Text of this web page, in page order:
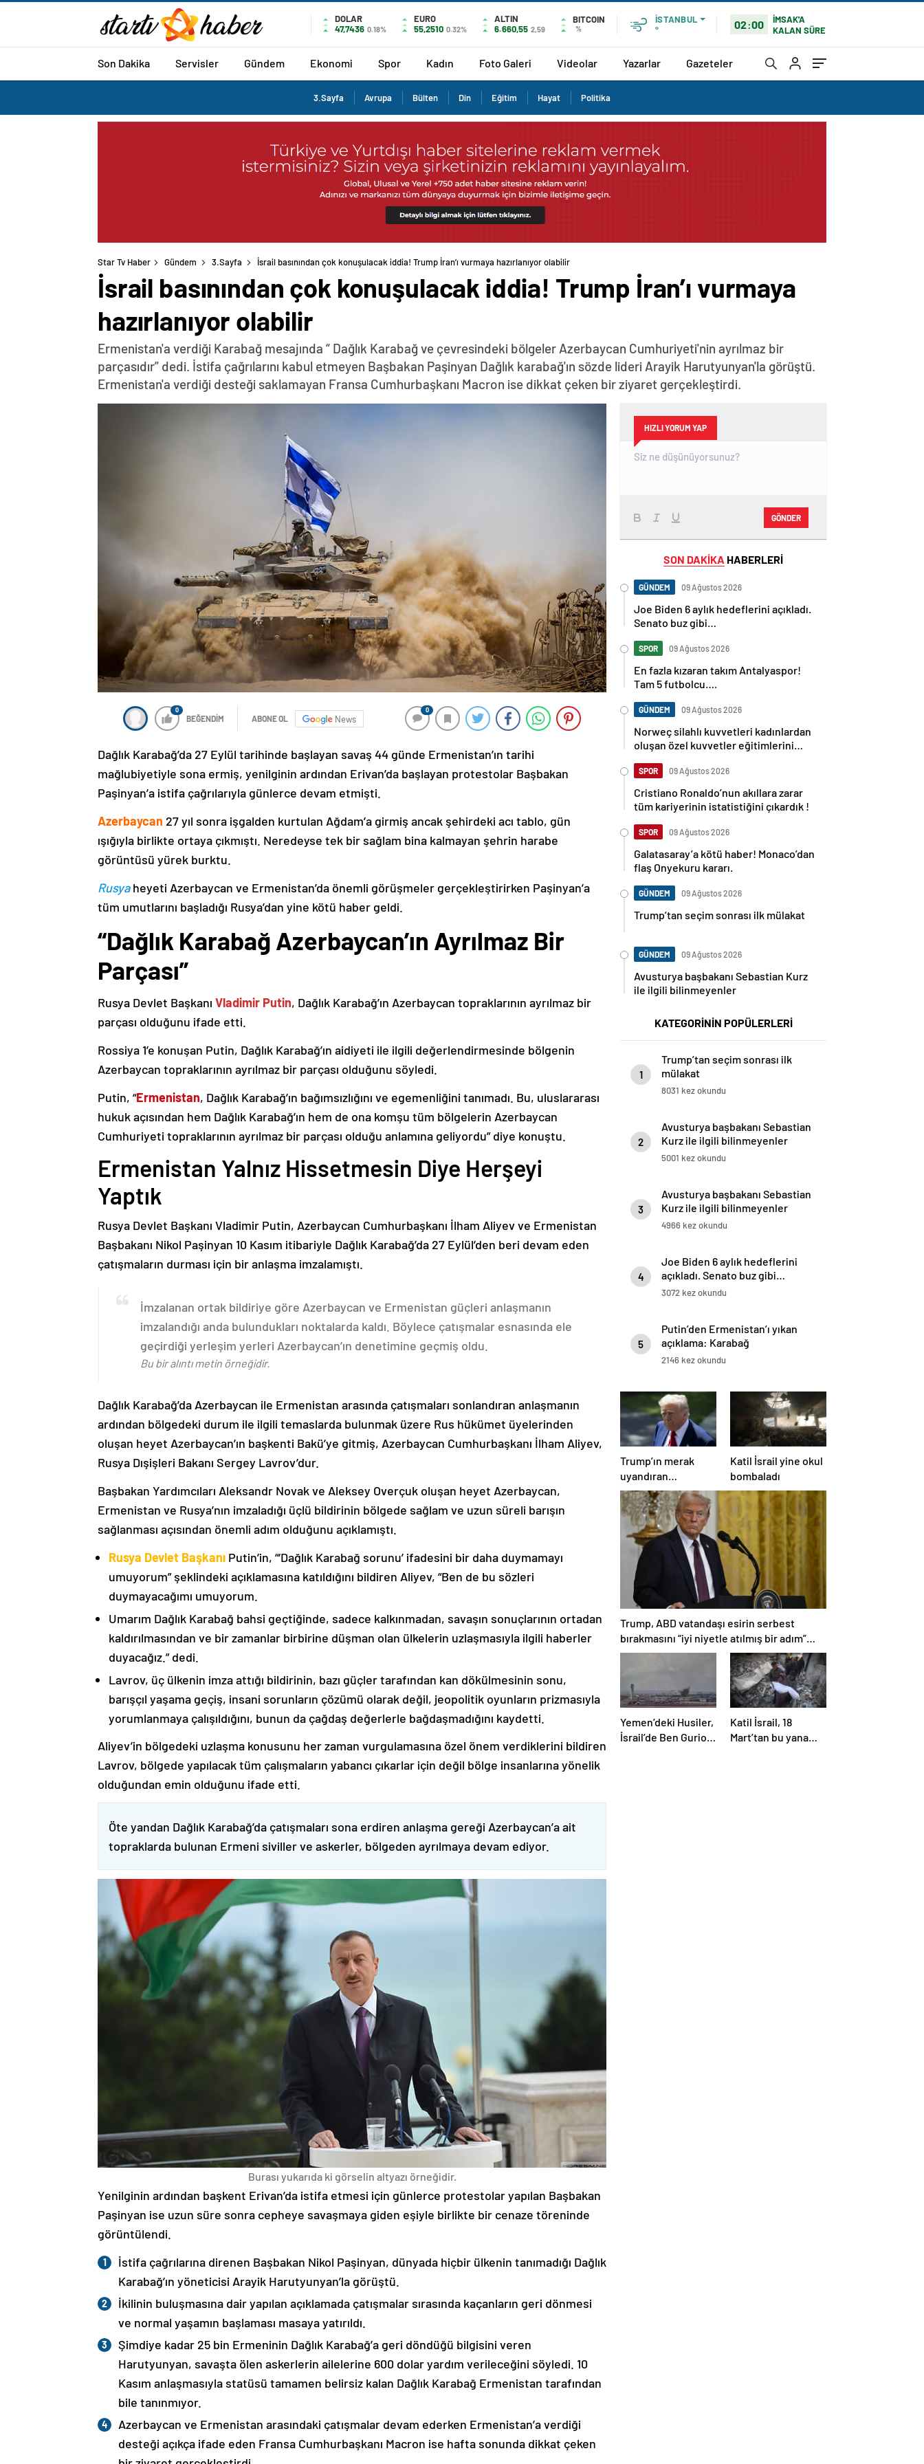
DOLAR
47,7436 0.18%
EURO
55,2510 0.32%
ALTIN
6.660,55 2,59
BITCOIN
%
İSTANBUL
°
02:00
İMSAK'A
KALAN SÜRE
Son Dakika Servisler Gündem Ekonomi Spor Kadın Foto Galeri Videolar Yazarlar Gazeteler
3.Sayfa Avrupa Bülten Din Eğitim Hayat Politika
Star Tv Haber Gündem 3.Sayfa İsrail basınından çok konuşulacak iddia! Trump İran’ı vurmaya hazırlanıyor olabilir
İsrail basınından çok konuşulacak iddia! Trump İran’ı vurmaya
hazırlanıyor olabilir
Ermenistan'a verdiği Karabağ mesajında “ Dağlık Karabağ ve çevresindeki bölgeler Azerbaycan Cumhuriyeti'nin ayrılmaz bir
parçasıdır” dedi. İstifa çağrılarını kabul etmeyen Başbakan Paşinyan Dağlık karabağ'ın sözde lideri Arayik Harutyunyan'la görüştü.
Ermenistan'a verdiği desteği saklamayan Fransa Cumhurbaşkanı Macron ise dikkat çeken bir ziyaret gerçekleştirdi.
0
BEĞENDİM ABONE OL News
0
Dağlık Karabağ’da 27 Eylül tarihinde başlayan savaş 44 günde Ermenistan’ın tarihi
mağlubiyetiyle sona ermiş, yenilginin ardından Erivan’da başlayan protestolar Başbakan
Paşinyan’a istifa çağrılarıyla günlerce devam etmişti.
Azerbaycan 27 yıl sonra işgalden kurtulan Ağdam’a girmiş ancak şehirdeki acı tablo, gün
ışığıyla birlikte ortaya çıkmıştı. Neredeyse tek bir sağlam bina kalmayan şehrin harabe
görüntüsü yürek burktu.
Rusyaheyeti Azerbaycan ve Ermenistan’da önemli görüşmeler gerçekleştirirken Paşinyan’a
tüm umutlarını başladığı Rusya’dan yine kötü haber geldi.
“Dağlık Karabağ Azerbaycan’ın Ayrılmaz Bir
Parçası”
Rusya Devlet Başkanı Vladimir Putin, Dağlık Karabağ’ın Azerbaycan topraklarının ayrılmaz bir
parçası olduğunu ifade etti.
Rossiya 1’e konuşan Putin, Dağlık Karabağ’ın aidiyeti ile ilgili değerlendirmesinde bölgenin
Azerbaycan topraklarının ayrılmaz bir parçası olduğunu söyledi.
Putin, “Ermenistan, Dağlık Karabağ’ın bağımsızlığını ve egemenliğini tanımadı. Bu, uluslararası
hukuk açısından hem Dağlık Karabağ’ın hem de ona komşu tüm bölgelerin Azerbaycan
Cumhuriyeti topraklarının ayrılmaz bir parçası olduğu anlamına geliyordu” diye konuştu.
Ermenistan Yalnız Hissetmesin Diye Herşeyi
Yaptık
Rusya Devlet Başkanı Vladimir Putin, Azerbaycan Cumhurbaşkanı İlham Aliyev ve Ermenistan
Başbakanı Nikol Paşinyan 10 Kasım itibariyle Dağlık Karabağ’da 27 Eylül’den beri devam eden
çatışmaların durması için bir anlaşma imzalamıştı.
İmzalanan ortak bildiriye göre Azerbaycan ve Ermenistan güçleri anlaşmanın
imzalandığı anda bulundukları noktalarda kaldı. Böylece çatışmalar esnasında ele
geçirdiği yerleşim yerleri Azerbaycan’ın denetimine geçmiş oldu.
Bu bir alıntı metin örneğidir.
Dağlık Karabağ’da Azerbaycan ile Ermenistan arasında çatışmaları sonlandıran anlaşmanın
ardından bölgedeki durum ile ilgili temaslarda bulunmak üzere Rus hükümet üyelerinden
oluşan heyet Azerbaycan’ın başkenti Bakü’ye gitmiş, Azerbaycan Cumhurbaşkanı İlham Aliyev,
Rusya Dışişleri Bakanı Sergey Lavrov’dur.
Başbakan Yardımcıları Aleksandr Novak ve Aleksey Overçuk oluşan heyet Azerbaycan,
Ermenistan ve Rusya’nın imzaladığı üçlü bildirinin bölgede sağlam ve uzun süreli barışın
sağlanması açısından önemli adım olduğunu açıklamıştı.
Rusya Devlet Başkanı Putin’in, “‘Dağlık Karabağ sorunu’ ifadesini bir daha duymamayı
umuyorum” şeklindeki açıklamasına katıldığını bildiren Aliyev, “Ben de bu sözleri
duymayacağımı umuyorum.
Umarım Dağlık Karabağ bahsi geçtiğinde, sadece kalkınmadan, savaşın sonuçlarının ortadan
kaldırılmasından ve bir zamanlar birbirine düşman olan ülkelerin uzlaşmasıyla ilgili haberler
duyacağız.” dedi.
Lavrov, üç ülkenin imza attığı bildirinin, bazı güçler tarafından kan dökülmesinin sonu,
barışçıl yaşama geçiş, insani sorunların çözümü olarak değil, jeopolitik oyunların prizmasıyla
yorumlanmaya çalışıldığını, bunun da çağdaş değerlerle bağdaşmadığını kaydetti.
Aliyev’in bölgedeki uzlaşma konusunu her zaman vurgulamasına özel önem verdiklerini bildiren
Lavrov, bölgede yapılacak tüm çalışmaların yabancı çıkarlar için değil bölge insanlarına yönelik
olduğundan emin olduğunu ifade etti.
Öte yandan Dağlık Karabağ’da çatışmaları sona erdiren anlaşma gereği Azerbaycan’a ait
topraklarda bulunan Ermeni siviller ve askerler, bölgeden ayrılmaya devam ediyor.
Burası yukarıda ki görselin altyazı örneğidir.
Yenilginin ardından başkent Erivan’da istifa etmesi için günlerce protestolar yapılan Başbakan
Paşinyan ise uzun süre sonra cepheye savaşmaya giden eşiyle birlikte bir cenaze töreninde
görüntülendi.
İstifa çağrılarına direnen Başbakan Nikol Paşinyan, dünyada hiçbir ülkenin tanımadığı Dağlık
Karabağ’ın yöneticisi Arayik Harutyunyan’la görüştü.
İkilinin buluşmasına dair yapılan açıklamada çatışmalar sırasında kaçanların geri dönmesi
ve normal yaşamın başlaması masaya yatırıldı.
Şimdiye kadar 25 bin Ermeninin Dağlık Karabağ’a geri döndüğü bilgisini veren
Harutyunyan, savaşta ölen askerlerin ailelerine 600 dolar yardım verileceğini söyledi. 10
Kasım anlaşmasıyla statüsü tamamen belirsiz kalan Dağlık Karabağ Ermenistan tarafından
bile tanınmıyor.
Azerbaycan ve Ermenistan arasındaki çatışmalar devam ederken Ermenistan’a verdiği
desteği açıkça ifade eden Fransa Cumhurbaşkanı Macron ise hafta sonunda dikkat çeken
HIZLI YORUM YAP
GÖNDER
SON DAKİKA HABERLERİ
GÜNDEM 09 Ağustos 2026
Joe Biden 6 aylık hedeflerini açıkladı.
Senato buz gibi…
SPOR 09 Ağustos 2026
En fazla kızaran takım Antalyaspor!
Tam 5 futbolcu….
GÜNDEM 09 Ağustos 2026
Norweç silahlı kuvvetleri kadınlardan
oluşan özel kuvvetler eğitimlerini
SPOR 09 Ağustos 2026
Cristiano Ronaldo’nun akıllara zarar
tüm kariyerinin istatistiğini çıkardık !
SPOR 09 Ağustos 2026
Galatasaray’a kötü haber! Monaco’dan
flaş Onyekuru kararı.
GÜNDEM 09 Ağustos 2026
Trump’tan seçim sonrası ilk mülakat
GÜNDEM 09 Ağustos 2026
Avusturya başbakanı Sebastian Kurz
ile ilgili bilinmeyenler
KATEGORİNİN POPÜLERLERİ
1
Trump’tan seçim sonrası ilk
mülakat
8031 kez okundu
2
Avusturya başbakanı Sebastian
Kurz ile ilgili bilinmeyenler
5001 kez okundu
3
Avusturya başbakanı Sebastian
Kurz ile ilgili bilinmeyenler
4966 kez okundu
4
Joe Biden 6 aylık hedeflerini
açıkladı. Senato buz gibi…
3072 kez okundu
5
Putin’den Ermenistan’ı yıkan
açıklama: Karabağ
Azerbaycan’ın ayrılmaz bir
2146 kez okundu
Trump’ın merak
uyandıran
paylaşımının sağlık
sistemiyle ilgili
kararname olduğu
anlaşıldı
Katil İsrail yine okul
bombaladı
Trump, ABD vatandaşı esirin serbest
bırakmasını “iyi niyetle atılmış bir adım”
olarak değerlendirdi
Yemen’deki Husiler,
İsrail’de Ben Gurion
Katil İsrail, 18
Mart’tan bu yana